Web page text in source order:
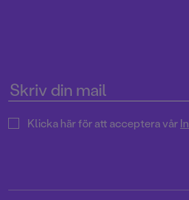
Klicka här för att acceptera vår